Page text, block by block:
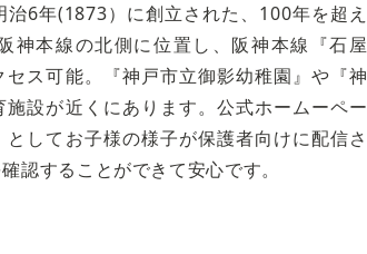
治6年(1873）に創立された、100年を超え
神本線の北側に位置し、阪神本線『石屋
ス可能。『神戸市立御影幼稚園』や『神
設が近くにあります。公式ホームーペー
してお子様の様子が保護者向けに配信さ
認することができて安心です。